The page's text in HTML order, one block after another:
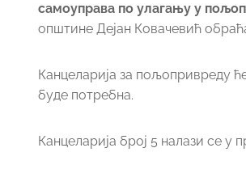
самоуправа по улагању у
општине Дејан Ковачевић
Канцеларија за пољопривреду
буде потребна.
Канцеларија број 5 налази се у